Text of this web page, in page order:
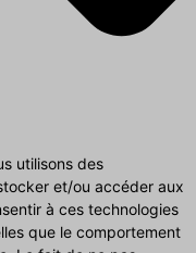
utilisons des
et/ou accéder aux
à ces technologies
que le comportement